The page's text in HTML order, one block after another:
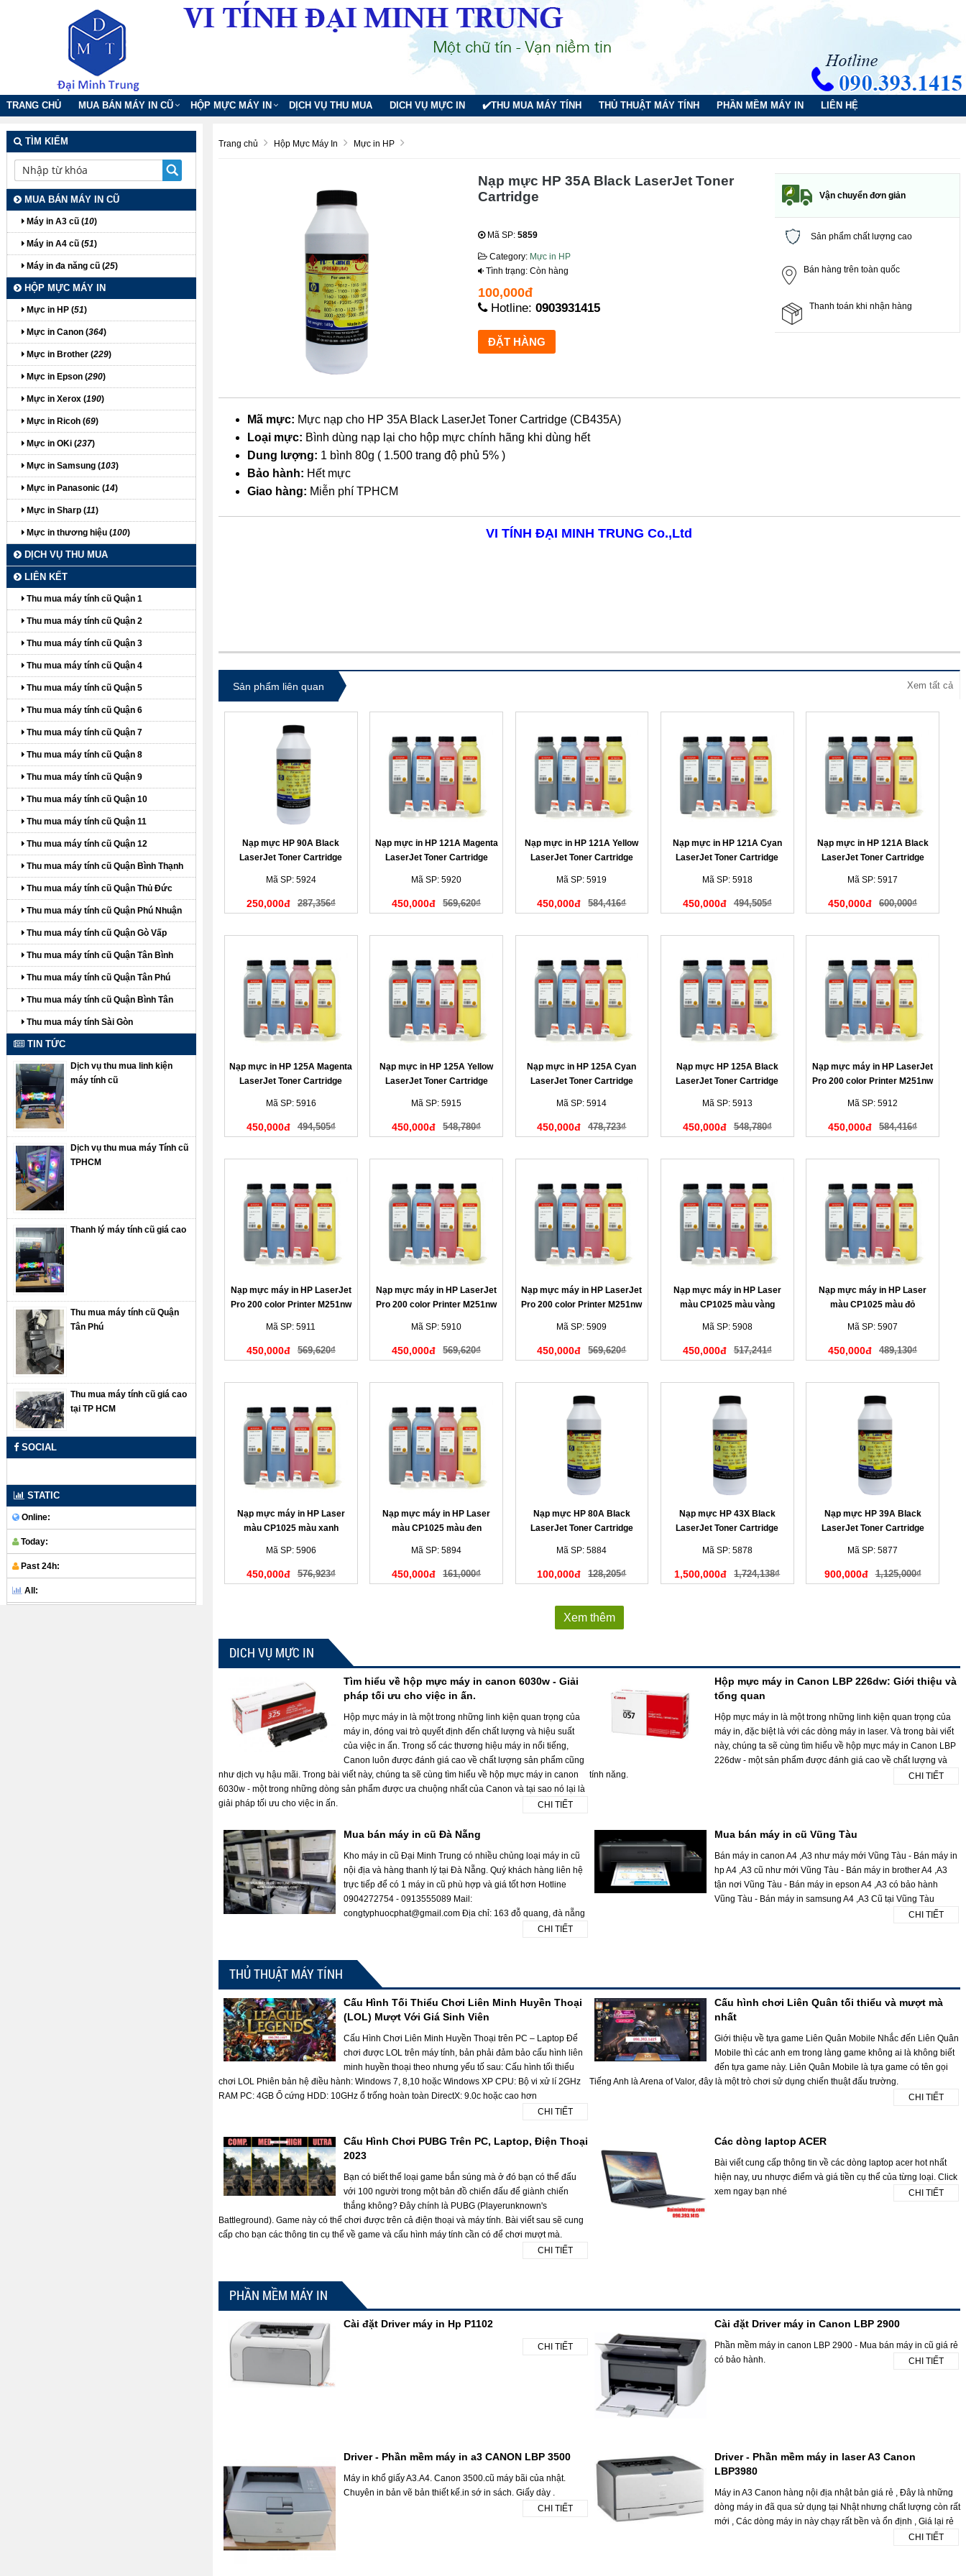
TRANG CHỦ MUA BÁN MÁY IN CŨ HỘP MỰC MÁY IN DỊCH VỤ THU MUA DICH VỤ MỰC IN ✔️THU MUA MÁY TÍNH THỦ THUẬT MÁY TÍNH PHẦN MỀM MÁY IN LIÊN HỆ
Trang chủ Hộp Mực Máy In Mực in HP
Nạp mực HP 35A Black LaserJet Toner
Cartridge
Mã SP: 5859
Category: Mực in HP
Tình trạng: Còn hàng
100,000đ
Hotline: 0903931415
Vận chuyển đơn giản
Sản phẩm chất lượng cao
Bán hàng trên toàn quốc
Thanh toán khi nhận hàng
Mã mực: Mực nạp cho HP 35A Black LaserJet Toner Cartridge (CB435A)
Loại mực: Bình dùng nạp lại cho hộp mực chính hãng khi dùng hết
Dung lượng: 1 bình 80g ( 1.500 trang độ phủ 5% )
Bảo hành: Hết mực
Giao hàng: Miễn phí TPHCM
VI TÍNH ĐẠI MINH TRUNG Co.,Ltd
Sản phẩm liên quan Xem tất cả
Nạp mực HP 90A Black
LaserJet Toner Cartridge
Mã SP: 5924
250,000đ 287,356₫
Nạp mực in HP 121A Magenta
LaserJet Toner Cartridge
Mã SP: 5920
450,000đ 569,620₫
Nạp mực in HP 121A Yellow
LaserJet Toner Cartridge
Mã SP: 5919
450,000đ 584,416₫
Nạp mực in HP 121A Cyan
LaserJet Toner Cartridge
Mã SP: 5918
450,000đ 494,505₫
Nạp mực in HP 121A Black
LaserJet Toner Cartridge
Mã SP: 5917
450,000đ 600,000₫
Nạp mực in HP 125A Magenta
LaserJet Toner Cartridge
Mã SP: 5916
450,000đ 494,505₫
Nạp mực in HP 125A Yellow
LaserJet Toner Cartridge
Mã SP: 5915
450,000đ 548,780₫
Nạp mực in HP 125A Cyan
LaserJet Toner Cartridge
Mã SP: 5914
450,000đ 478,723₫
Nạp mực HP 125A Black
LaserJet Toner Cartridge
Mã SP: 5913
450,000đ 548,780₫
Nạp mực máy in HP LaserJet
Pro 200 color Printer M251nw
Mã SP: 5912
450,000đ 584,416₫
Nạp mực máy in HP LaserJet
Pro 200 color Printer M251nw
Mã SP: 5911
450,000đ 569,620₫
Nạp mực máy in HP LaserJet
Pro 200 color Printer M251nw
Mã SP: 5910
450,000đ 569,620₫
Nạp mực máy in HP LaserJet
Pro 200 color Printer M251nw
Mã SP: 5909
450,000đ 569,620₫
Nạp mực máy in HP Laser
màu CP1025 màu vàng
Mã SP: 5908
450,000đ 517,241₫
Nạp mực máy in HP Laser
màu CP1025 màu đỏ
Mã SP: 5907
450,000đ 489,130₫
Nạp mực máy in HP Laser
màu CP1025 màu xanh
Mã SP: 5906
450,000đ 576,923₫
Nạp mực máy in HP Laser
màu CP1025 màu đen
Mã SP: 5894
450,000đ 161,000₫
Nạp mực HP 80A Black
LaserJet Toner Cartridge
Mã SP: 5884
100,000đ 128,205₫
Nạp mực HP 43X Black
LaserJet Toner Cartridge
Mã SP: 5878
1,500,000đ 1,724,138₫
Nạp mực HP 39A Black
LaserJet Toner Cartridge
Mã SP: 5877
900,000đ 1,125,000₫
Xem thêm
DICH VỤ MỰC IN
Tìm hiểu về hộp mực máy in canon 6030w - Giải
pháp tối ưu cho việc in ấn.
Hộp mực máy in là một trong những linh kiện quan trọng của
máy in, đóng vai trò quyết định đến chất lượng và hiệu suất
của việc in ấn. Trong số các thương hiệu máy in nổi tiếng,
Canon luôn được đánh giá cao về chất lượng sản phẩm cũng
như dịch vụ hậu mãi. Trong bài viết này, chúng ta sẽ cùng tìm hiểu về hộp mực máy in canon
6030w - một trong những dòng sản phẩm được ưa chuộng nhất của Canon và tại sao nó lại là
giải pháp tối ưu cho việc in ấn.
CHI TIẾT
Hộp mực máy in Canon LBP 226dw: Giới thiệu và
tổng quan
Hộp mực máy in là một trong những linh kiện quan trọng của
máy in, đặc biệt là với các dòng máy in laser. Và trong bài viết
này, chúng ta sẽ cùng tìm hiểu về hộp mực máy in Canon LBP
226dw - một sản phẩm được đánh giá cao về chất lượng và
tính năng.
CHI TIẾT
Mua bán máy in cũ Đà Nẵng
Kho máy in cũ Đại Minh Trung có nhiều chủng loại máy in cũ
nội địa và hàng thanh lý tại Đà Nẵng. Quý khách hàng liên hệ
trực tiếp để có 1 máy in cũ phù hợp và giá tốt hơn Hotline
0904272754 - 0913555089 Mail:
congtyphuocphat@gmail.com Địa chỉ: 163 đỗ quang, đà nẵng
CHI TIẾT
Mua bán máy in cũ Vũng Tàu
Bán máy in canon A4 ,A3 như máy mới Vũng Tàu - Bán máy in
hp A4 ,A3 cũ như mới Vũng Tàu - Bán máy in brother A4 ,A3
tận nơi Vũng Tàu - Bán máy in epson A4 ,A3 có bảo hành
Vũng Tàu - Bán máy in samsung A4 ,A3 Cũ tại Vũng Tàu
CHI TIẾT
THỦ THUẬT MÁY TÍNH
Cấu Hình Tối Thiểu Chơi Liên Minh Huyền Thoại
(LOL) Mượt Với Giá Sinh Viên
Cấu Hình Chơi Liên Minh Huyền Thoại trên PC – Laptop Để
chơi được LOL trên máy tính, bản phải đảm bảo cấu hình liên
minh huyền thoại theo nhưng yếu tố sau: Cấu hình tối thiểu
chơi LOL Phiên bản hệ điều hành: Windows 7, 8,10 hoặc Windows XP CPU: Bộ vi xử lí 2GHz
RAM PC: 4GB Ổ cứng HDD: 10GHz ổ trống hoàn toàn DirectX: 9.0c hoặc cao hơn
CHI TIẾT
Cấu hình chơi Liên Quân tối thiểu và mượt mà
nhất
Giới thiệu về tựa game Liên Quân Mobile Nhắc đến Liên Quân
Mobile thì các anh em trong làng game không ai là không biết
đến tựa game này. Liên Quân Mobile là tựa game có tên gọi
Tiếng Anh là Arena of Valor, đây là một trò chơi sử dụng chiến thuật đấu trường.
CHI TIẾT
Cấu Hình Chơi PUBG Trên PC, Laptop, Điện Thoại
2023
Bạn có biết thể loại game bắn súng mà ở đó bạn có thể đấu
với 100 người trong một bản đồ chiến đấu để giành chiến
thắng không? Đây chính là PUBG (Playerunknown's
Battleground). Game này có thể chơi được trên cả điện thoại và máy tính. Bài viết sau sẽ cung
cấp cho bạn các thông tin cụ thể về game và cấu hình máy tính cần có để chơi mượt mà.
CHI TIẾT
Các dòng laptop ACER
Bài viết cung cấp thông tin về các dòng laptop acer hot nhất
hiện nay, ưu nhược điểm và giá tiền cụ thể của từng loại. Click
xem ngay bạn nhé
CHI TIẾT
PHẦN MỀM MÁY IN
Cài đặt Driver máy in Hp P1102
CHI TIẾT
Cài đặt Driver máy in Canon LBP 2900
Phần mềm máy in canon LBP 2900 - Mua bán máy in cũ giá rẻ
có bảo hành.
CHI TIẾT
Driver - Phần mềm máy in a3 CANON LBP 3500
Máy in khổ giấy A3.A4. Canon 3500.cũ máy bãi của nhật.
Chuyên in bản vẽ bản thiết kế.in sớ in sách. Giấy dày .
CHI TIẾT
Driver - Phần mềm máy in laser A3 Canon
LBP3980
Máy in A3 Canon hàng nội địa nhật bản giá rẻ , Đây là những
dòng máy in đã qua sử dụng tại Nhật nhưng chất lượng còn rất
mới , Các dòng máy in này chạy rất bền và ổn định , Giá lại rẻ
CHI TIẾT
TÌM KIẾM
MUA BÁN MÁY IN CŨ
Máy in A3 cũ (10)
Máy in A4 cũ (51)
Máy in đa năng cũ (25)
HỘP MỰC MÁY IN
Mực in HP (51)
Mực in Canon (364)
Mực in Brother (229)
Mực in Epson (290)
Mực in Xerox (190)
Mực in Ricoh (69)
Mực in OKi (237)
Mực in Samsung (103)
Mực in Panasonic (14)
Mực in Sharp (11)
Mực in thương hiệu (100)
DỊCH VỤ THU MUA
LIÊN KẾT
Thu mua máy tính cũ Quận 1
Thu mua máy tính cũ Quận 2
Thu mua máy tính cũ Quận 3
Thu mua máy tính cũ Quận 4
Thu mua máy tính cũ Quận 5
Thu mua máy tính cũ Quận 6
Thu mua máy tính cũ Quận 7
Thu mua máy tính cũ Quận 8
Thu mua máy tính cũ Quận 9
Thu mua máy tính cũ Quận 10
Thu mua máy tính cũ Quận 11
Thu mua máy tính cũ Quận 12
Thu mua máy tính cũ Quận Bình Thạnh
Thu mua máy tính cũ Quận Thủ Đức
Thu mua máy tính cũ Quận Phú Nhuận
Thu mua máy tính cũ Quận Gò Vấp
Thu mua máy tính cũ Quận Tân Bình
Thu mua máy tính cũ Quận Tân Phú
Thu mua máy tính cũ Quận Bình Tân
Thu mua máy tính Sài Gòn
TIN TỨC
Dịch vụ thu mua linh kiện
máy tính cũ
Dịch vụ thu mua máy Tính cũ
TPHCM
Thanh lý máy tính cũ giá cao
Thu mua máy tính cũ Quận
Tân Phú
Thu mua máy tính cũ giá cao
tại TP HCM
SOCIAL
STATIC
Online:
Today:
Past 24h:
All: